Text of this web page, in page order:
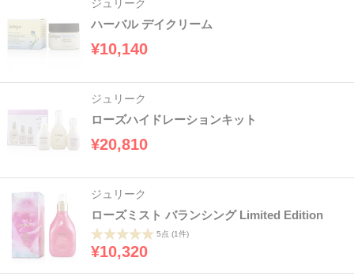
ジュリーク
ハーバル デイクリーム
¥10,140
ジュリーク
ローズハイドレーションキット
¥20,810
ジュリーク
ローズミスト バランシング Limited Edition
5点 (1件)
¥10,320